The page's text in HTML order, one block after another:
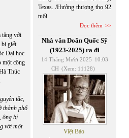
tăng với
bị giết
Đại học
một công
Thúc
tắc,
thành phố
ông bị
với một
Texas. /Hưởng thượng thọ 92
tuổi
Đọc thêm
Nhà văn Doãn Quốc Sỹ
(1923-2025) ra đi
14 Tháng Mười 2025 10:03
CH (Xem: 11128)
Việt Báo